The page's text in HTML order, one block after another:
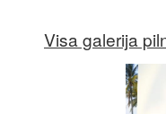
Visa galerija